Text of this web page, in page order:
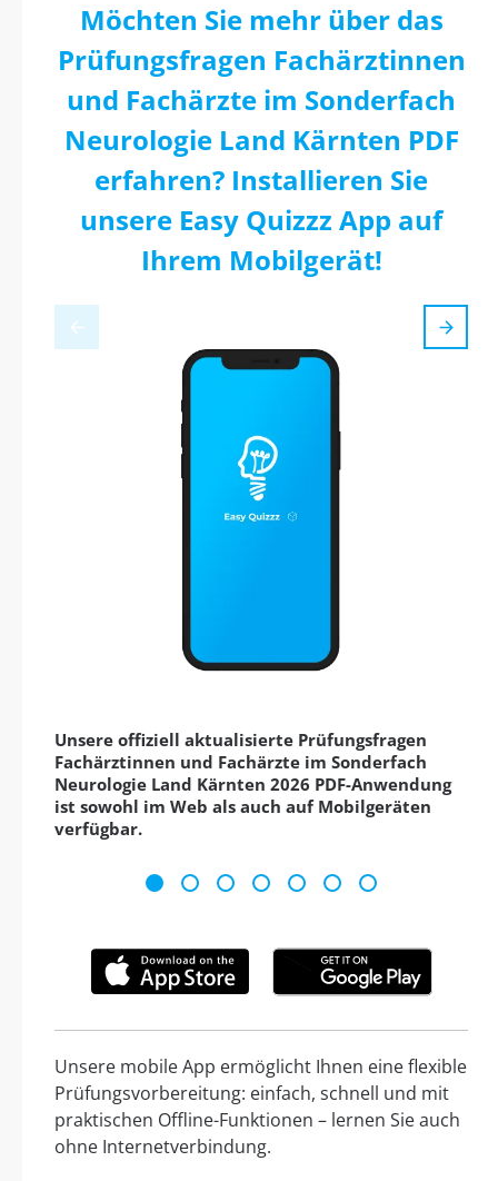
Möchten Sie mehr über das
Prüfungsfragen Fachärztinnen
und Fachärzte im Sonderfach
Neurologie Land Kärnten PDF
erfahren? Installieren Sie
unsere Easy Quizzz App auf
Ihrem Mobilgerät!
Unsere offiziell aktualisierte Prüfungsfragen
Fachärztinnen und Fachärzte im Sonderfach
Neurologie Land Kärnten 2026 PDF-Anwendung
ist sowohl im Web als auch auf Mobilgeräten
verfügbar.
Unsere mobile App ermöglicht Ihnen eine flexible
Prüfungsvorbereitung: einfach, schnell und mit
praktischen Offline-Funktionen – lernen Sie auch
ohne Internetverbindung.